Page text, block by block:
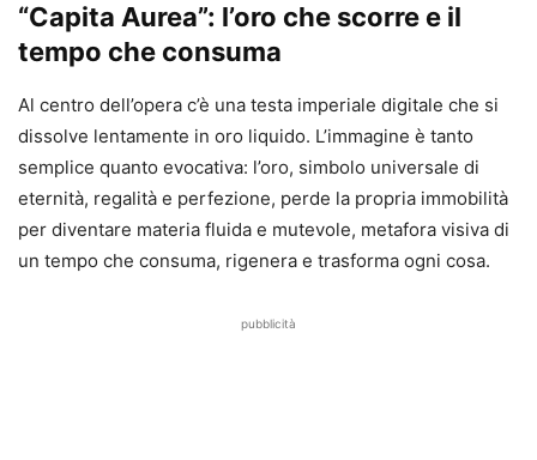
“Capita Aurea”: l’oro che scorre e il
tempo che consuma
Al centro dell’opera c’è una testa imperiale digitale che si
dissolve lentamente in oro liquido. L’immagine è tanto
semplice quanto evocativa: l’oro, simbolo universale di
eternità, regalità e perfezione, perde la propria immobilità
per diventare materia fluida e mutevole, metafora visiva di
un tempo che consuma, rigenera e trasforma ogni cosa.
pubblicità